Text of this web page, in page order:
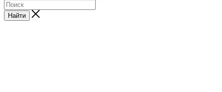
Найти